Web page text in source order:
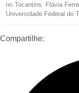
no Tocantins. Flávia
Universidade Federal do
Compartilhe: